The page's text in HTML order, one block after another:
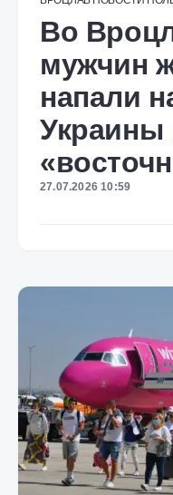
Во
мужчин
напали
Украины
27.07.2026 10:59